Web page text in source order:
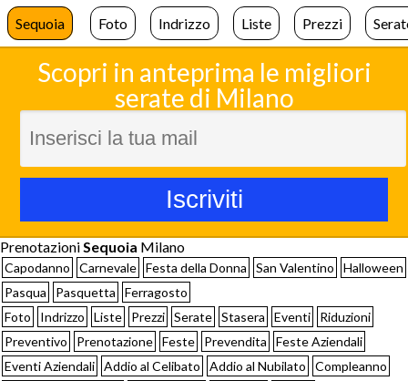
Sequoia Foto Indrizzo Liste Prezzi
Scopri in anteprima le migliori
serate di Milano
Prenotazioni Sequoia Milano
Capodanno Carnevale Festa della Donna San Valentino
Halloween
Pasqua
Pasquetta
Ferragosto
Foto
Indrizzo Liste Prezzi Serate Stasera Eventi
Riduzioni
Preventivo
Prenotazione Feste Prevendita
Feste Aziendali
Eventi Aziendali Addio al Celibato Addio al Nubilato
Compleanno